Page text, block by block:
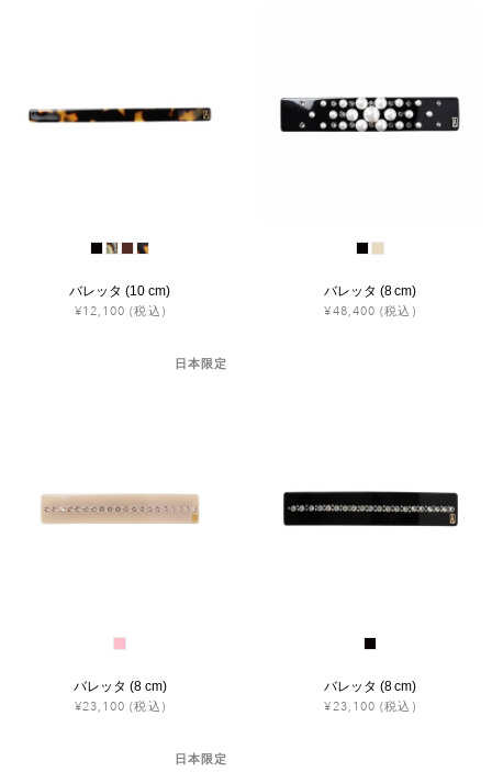
バレッタ (10 cm)
¥12,100 (税込)
バレッタ (8 cm)
¥48,400 (税込)
日本限定
バレッタ (8 cm)
¥23,100 (税込)
バレッタ (8 cm)
¥23,100 (税込)
日本限定